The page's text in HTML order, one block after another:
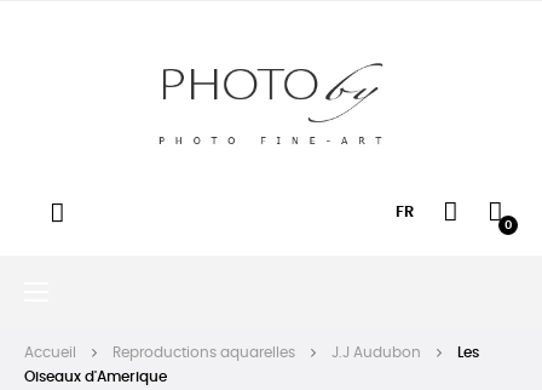
FR
0
Accueil Reproductions aquarelles J.J Audubon
Les
Oiseaux d'Amerique